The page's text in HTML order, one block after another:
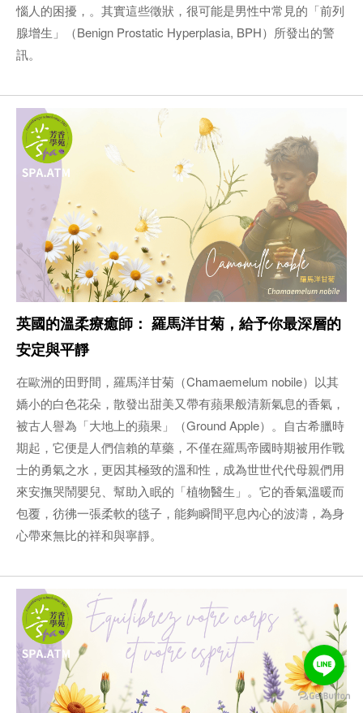
惱人的困擾，。其實這些徵狀，很可能是男性中常見的「前列
腺增生」（Benign Prostatic Hyperplasia, BPH）所發出的警
訊。
英國的溫柔療癒師： 羅馬洋甘菊，給予你最深層的
安定與平靜
在歐洲的田野間，羅馬洋甘菊（Chamaemelum nobile）以其
嬌小的白色花朵，散發出甜美又帶有蘋果般清新氣息的香氣，
被古人譽為「大地上的蘋果」（Ground Apple）。自古希臘時
期起，它便是人們信賴的草藥，不僅在羅馬帝國時期被用作戰
士的勇氣之水，更因其極致的溫和性，成為世世代代母親們用
來安撫哭鬧嬰兒、幫助入眠的「植物醫生」。它的香氣溫暖而
包覆，彷彿一張柔軟的毯子，能夠瞬間平息內心的波濤，為身
心帶來無比的祥和與寧靜。